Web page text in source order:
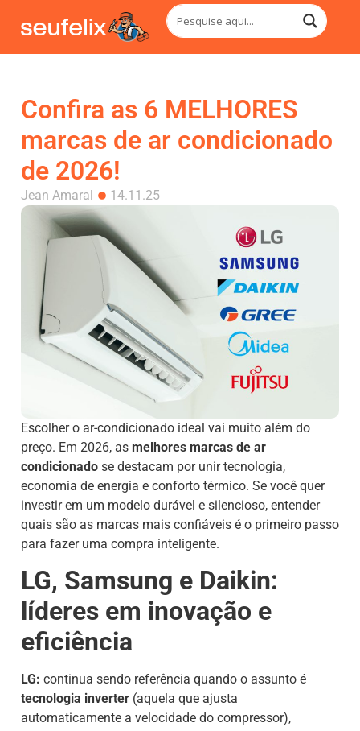
Confira as 6 MELHORES
marcas de ar condicionado
de 2026!
Jean Amaral 14.11.25
Escolher o ar-condicionado ideal vai muito além do
preço. Em 2026, as melhores marcas de ar
condicionado se destacam por unir tecnologia,
economia de energia e conforto térmico. Se você quer
investir em um modelo durável e silencioso, entender
quais são as marcas mais confiáveis é o primeiro passo
para fazer uma compra inteligente.
LG, Samsung e Daikin:
líderes em inovação e
eficiência
LG: continua sendo referência quando o assunto é
tecnologia inverter (aquela que ajusta
automaticamente a velocidade do compressor),